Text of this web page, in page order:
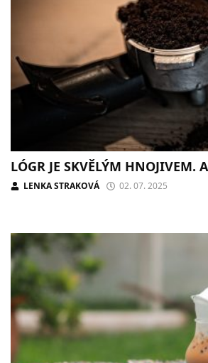
LÓGR JE SKVĚLÝM HNOJIVEM.
LENKA STRAKOVÁ 02. 07. 2025